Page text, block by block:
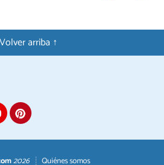
Volver arriba ↑
2026 Quiénes somos